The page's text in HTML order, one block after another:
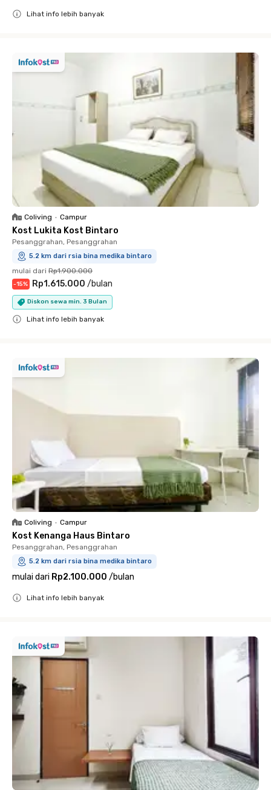
Lihat info lebih banyak
Coliving • Campur
Kost Lukita Kost Bintaro
Pesanggrahan, Pesanggrahan
5.2 km dari rsia bina medika bintaro
mulai dari Rp1.900.000
-15% Rp1.615.000 /bulan
Diskon sewa min. 3 Bulan
Lihat info lebih banyak
Coliving • Campur
Kost Kenanga Haus Bintaro
Pesanggrahan, Pesanggrahan
5.2 km dari rsia bina medika bintaro
mulai dari Rp2.100.000 /bulan
Lihat info lebih banyak